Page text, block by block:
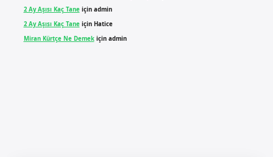
2 Ay Aşısı Kaç Taneiçin admin
2 Ay Aşısı Kaç Taneiçin Hatice
Miran Kürtçe Ne Demekiçin admin